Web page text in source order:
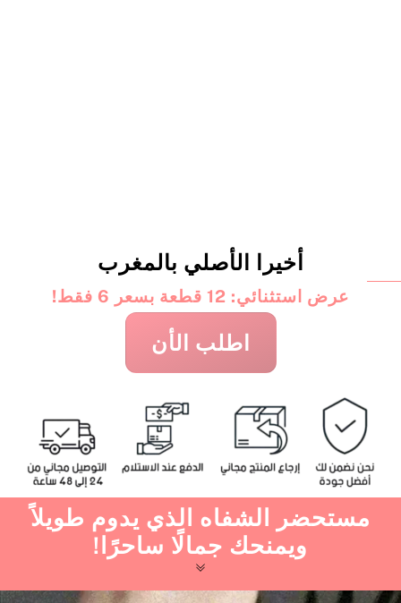
أخيرا الأصلي بالمغرب
عرض استثنائي: 12 قطعة بسعر 6 فقط!
اطلب الأن
مستحضر الشفاه الذي يدوم طويلاً
ويمنحك جمالًا ساحرًا!